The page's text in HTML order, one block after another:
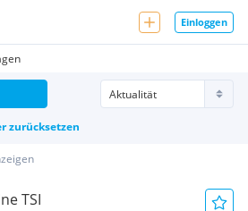
Einloggen
zurücksetzen
TSI